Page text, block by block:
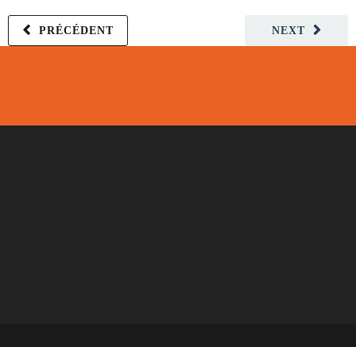
NEXT
PRÉCÉDENT